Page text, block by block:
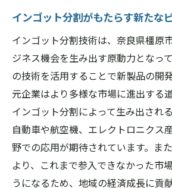
インゴット分割がもたらす新たな
インゴット分割技術は、奈良県橿原
ジネス機会を生み出す原動力となっ
の技術を活用することで新製品の開
元企業はより多様な市場に進出する
インゴット分割によって生み出され
自動車や航空機、エレクトロニクス
野での応用が期待されています。ま
より、これまで参入できなかった市
うになるため、地域の経済成長に貢